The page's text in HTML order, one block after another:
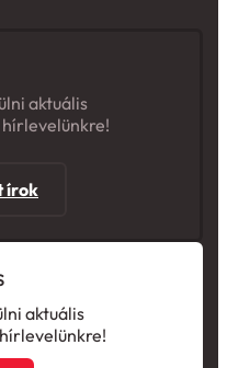
aktuális
írok
aktuális